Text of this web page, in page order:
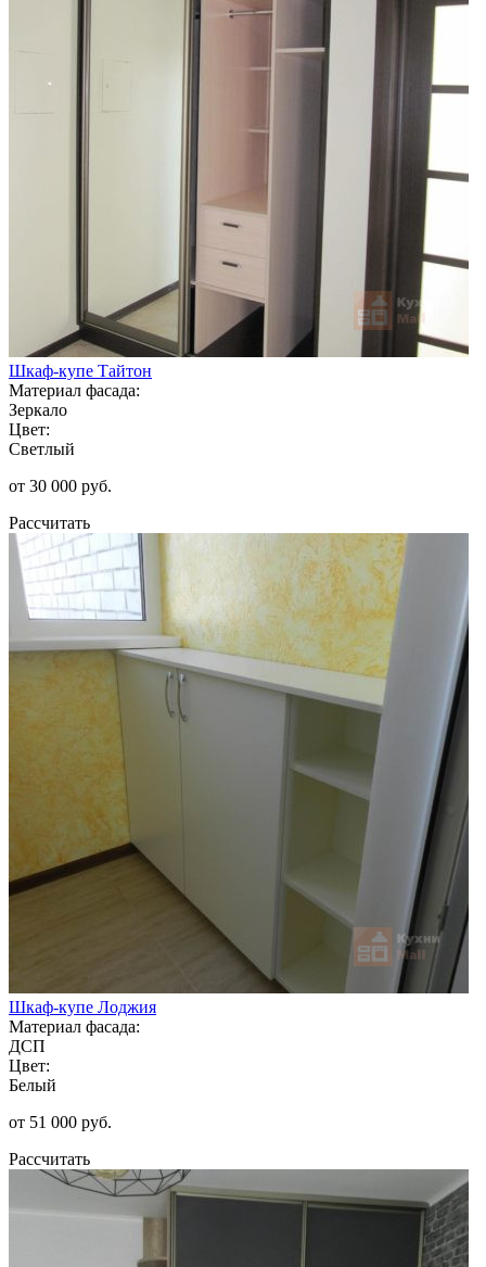
Шкаф-купе Тайтон
Материал фасада:
Зеркало
Цвет:
Светлый
от 30 000 руб.
Рассчитать
Шкаф-купе Лоджия
Материал фасада:
ДСП
Цвет:
Белый
от 51 000 руб.
Рассчитать